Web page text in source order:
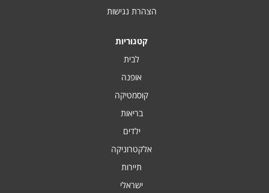
הצהרת נגישות
קטגוריות
לבית
אופנה
קוסמטיקה
בריאות
ילדים
אלקטרוניקה
תיירות
ישראלי